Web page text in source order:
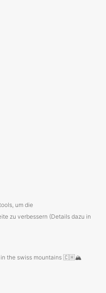
um die
zu verbessern (Details dazu in
in the swiss mountains 🇨🇭🏔